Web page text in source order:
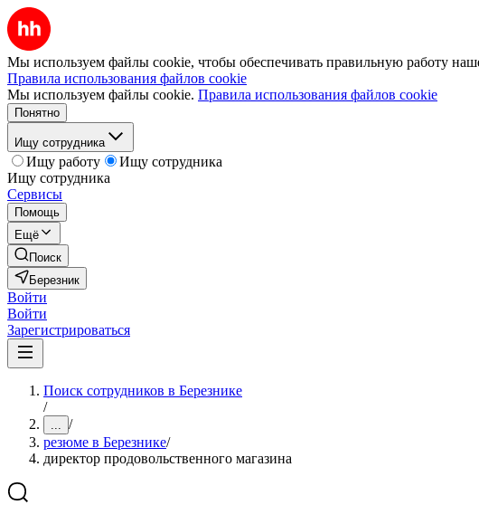
Мы используем файлы cookie, чтобы обеспечивать правильную работу
Правила использования файлов cookie
Мы используем файлы cookie. Правила использования файлов cookie
Понятно
Ищу сотрудника
Ищу работу
Ищу сотрудника
Ищу сотрудника
Сервисы
Помощь
Ещё
Поиск
Березник
Войти
Войти
Зарегистрироваться
Поиск сотрудников в Березнике
/
... /
резюме в Березнике/
директор продовольственного магазина